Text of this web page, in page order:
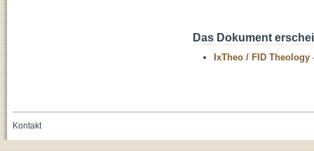
Das Dokument
IxTheo / FID Theology
Kontakt